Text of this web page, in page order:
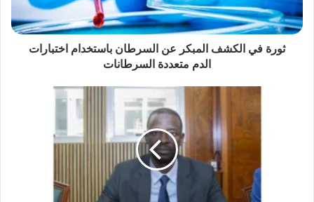
ثورة في الكشف المبكر عن السرطان باستخدام اختبارات
الدم متعددة السرطانات